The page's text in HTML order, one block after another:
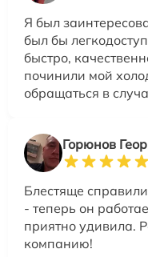
Я был
был бы
быстро,
починили мой
обращаться в
Горюнов
Блестяще
- теперь он
приятно удивила.
компанию!